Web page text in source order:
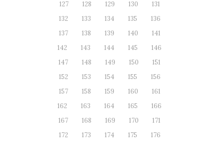
127
128 129 130
131
132
133 134 135
136
137
138 139 140
141
142
143 144 145
146
147
148 149 150
151
152
153 154 155
156
157
158 159 160
161
162
163 164 165
166
167
168 169 170
171
172
173 174 175
176